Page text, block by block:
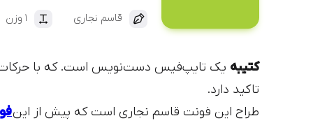
قاسم نجاری 1 وزن
کتیبه یک تایپ‌فیس دست‌نویس است. که با حرکات
تاکید دارد.
طراح این فونت قاسم نجاری است که پیش از این